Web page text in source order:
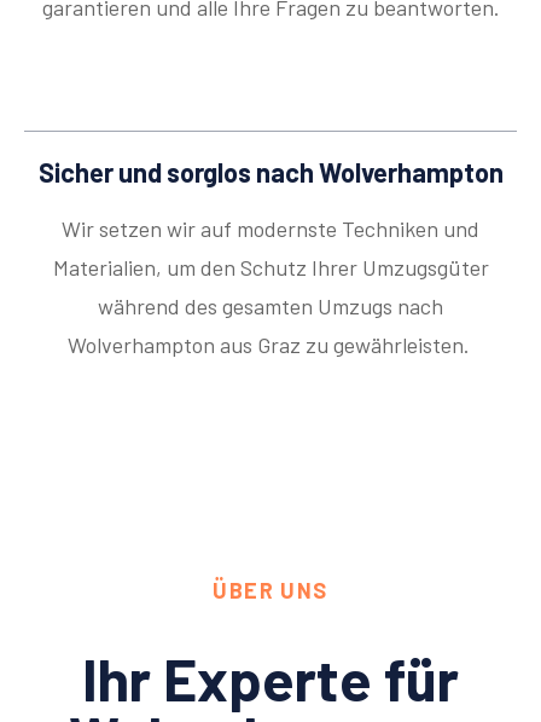
garantieren und alle Ihre Fragen zu beantworten.
Sicher und sorglos nach Wolverhampton
Wir setzen wir auf modernste Techniken und
Materialien, um den Schutz Ihrer Umzugsgüter
während des gesamten Umzugs nach
Wolverhampton aus Graz zu gewährleisten.
ÜBER UNS
Ihr Experte für